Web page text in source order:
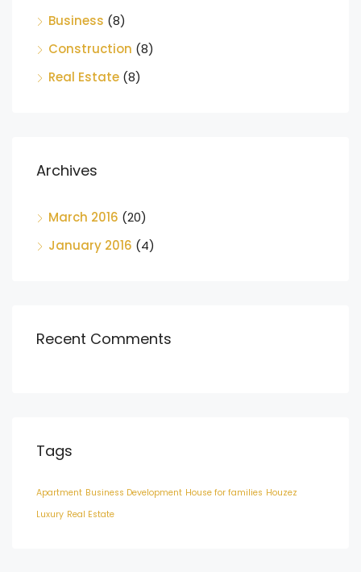
Business (8)
Construction (8)
Real Estate (8)
Archives
March 2016 (20)
January 2016 (4)
Recent Comments
Tags
Apartment Business Development House for families Houzez
Luxury Real Estate